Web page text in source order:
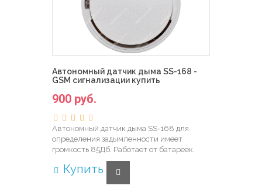
Автономный датчик дыма SS-168 -
GSM сигнализации купить
900 руб.
Автономный датчик дыма SS-168 для
определения задымленности имеет
громкость 85Дб. Работает от батареек.
Купить